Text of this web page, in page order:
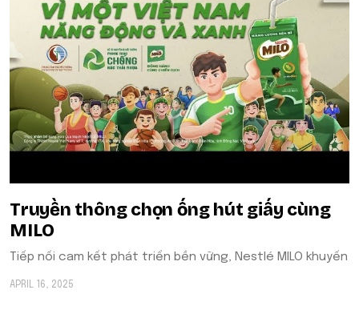
Truyền thông chọn ống hút giấy cùng
MILO
Tiếp nối cam kết phát triển bền vững, Nestlé MILO khuyến
APRIL 16, 2025